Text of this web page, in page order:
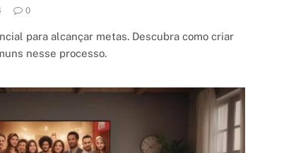
0
para alcançar metas. Descubra como criar
nesse processo.